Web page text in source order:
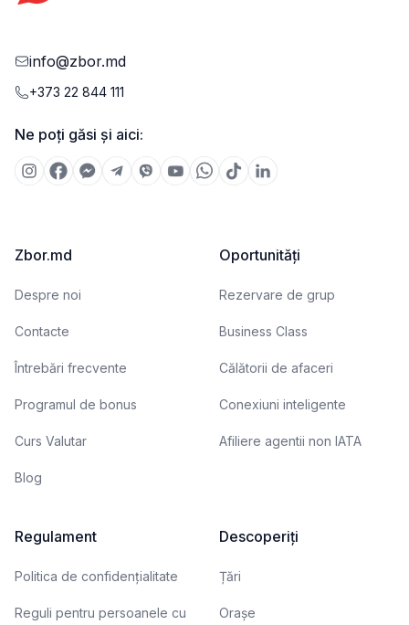
info@zbor.md
+373 22 844 111
Ne poți găsi și aici:
Zbor.md
Despre noi
Contacte
Întrebări frecvente
Programul de bonus
Curs Valutar
Blog
Oportunități
Rezervare de grup
Business Class
Călătorii de afaceri
Conexiuni inteligente
Afiliere agentii non IATA
Regulament
Politica de confidențialitate
Reguli pentru persoanele cu
Descoperiți
Țări
Orașe